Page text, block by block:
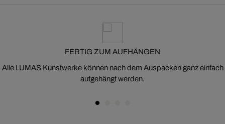
FERTIG ZUM AUFHÄNGEN
Alle LUMAS Kunstwerke können nach dem Auspacken ganz einfach
aufgehängt werden.